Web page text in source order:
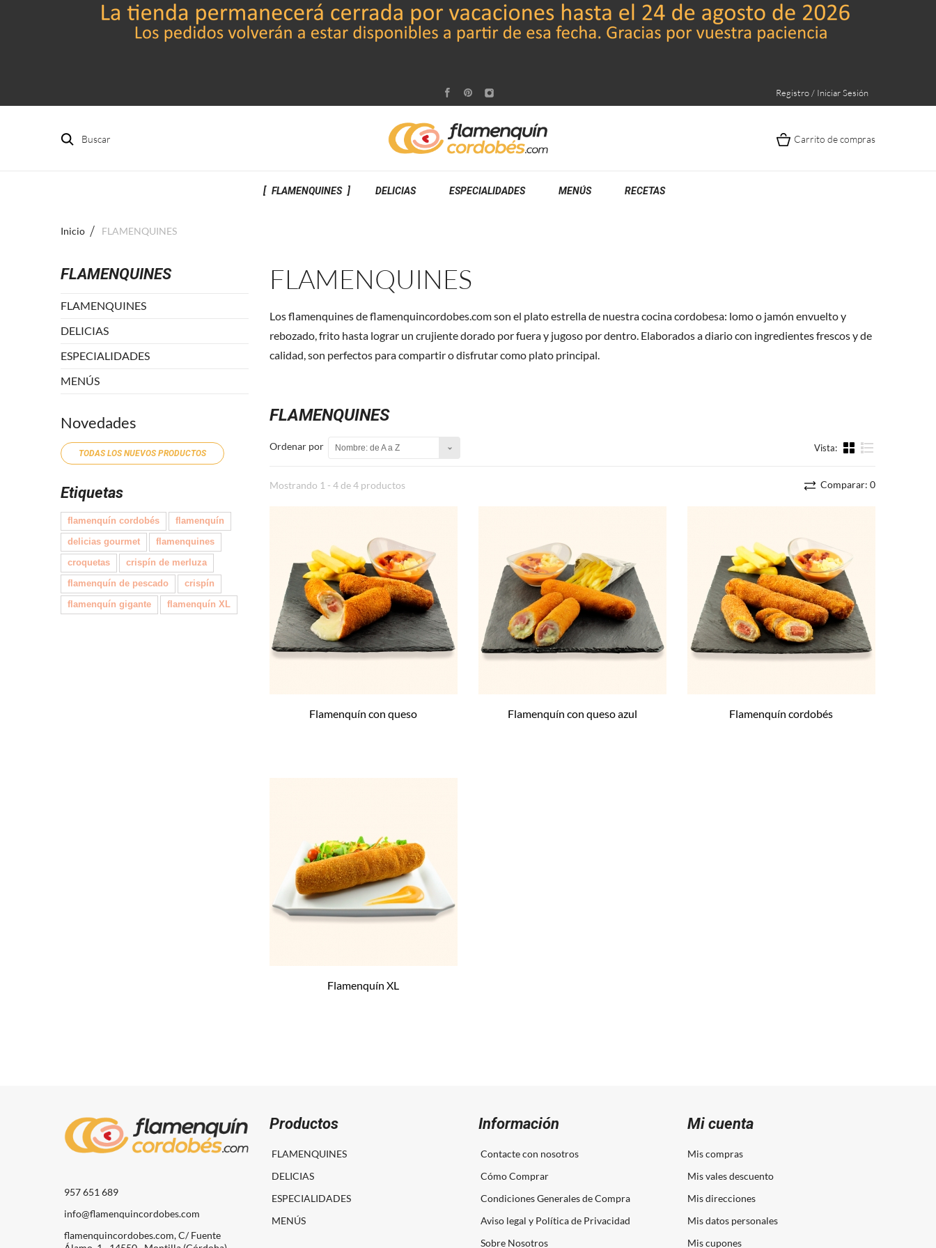
Registro / Iniciar Sesión
Buscar Carrito de compras
FLAMENQUINES DELICIAS ESPECIALIDADES MENÚS RECETAS
Inicio FLAMENQUINES
FLAMENQUINES
FLAMENQUINES
DELICIAS
ESPECIALIDADES
MENÚS
Novedades
TODAS LOS NUEVOS PRODUCTOS
Etiquetas
flamenquín cordobés
flamenquín
delicias gourmet
flamenquines
croquetas
crispín de merluza
flamenquín de pescado
crispín
flamenquín gigante
flamenquín XL
FLAMENQUINES
Los flamenquines de flamenquincordobes.com son el plato estrella de nuestra cocina cordobesa: lomo o jamón envuelto y
rebozado, frito hasta lograr un crujiente dorado por fuera y jugoso por dentro. Elaborados a diario con ingredientes frescos y de
calidad, son perfectos para compartir o disfrutar como plato principal.
FLAMENQUINES
Vista:
Ordenar por Nombre: de A a Z
Comparar: 0
Mostrando 1 - 4 de 4 productos
Flamenquín con queso Flamenquín con queso azul Flamenquín cordobés
Flamenquín XL
957 651 689
info@flamenquincordobes.com
flamenquincordobes.com, C/ Fuente
Productos
FLAMENQUINES
DELICIAS
ESPECIALIDADES
MENÚS
Información
Contacte con nosotros
Cómo Comprar
Condiciones Generales de Compra
Aviso legal y Política de Privacidad
Sobre Nosotros
Mi cuenta
Mis compras
Mis vales descuento
Mis direcciones
Mis datos personales
Mis cupones